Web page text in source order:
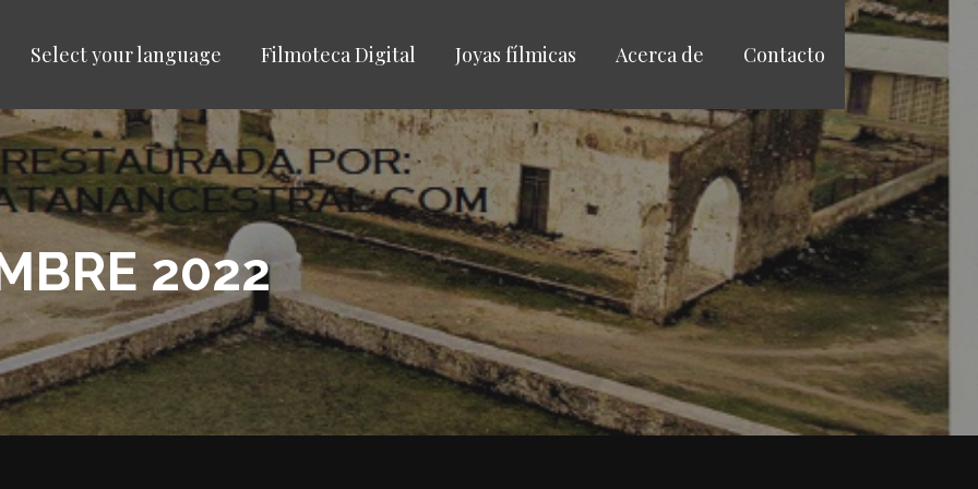
Select your language Filmoteca Digital Joyas fílmicas Acerca de Contacto
2022